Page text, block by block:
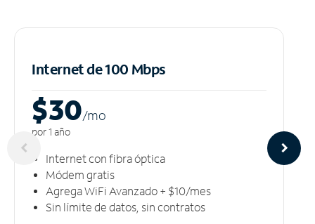
Internet de 100 Mbps
$30/mo
por 1 año
Internet con fibra óptica
Módem gratis
Agrega WiFi Avanzado + $10/mes
Sin límite de datos, sin contratos